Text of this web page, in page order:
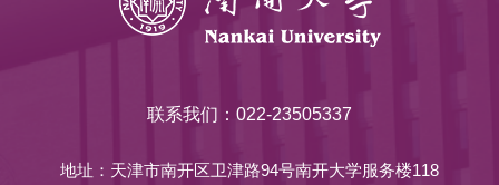
联系我们：022-23505337
地址：天津市南开区卫津路94号南开大学服务楼118